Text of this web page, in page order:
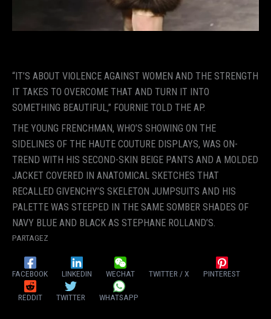
“IT’S ABOUT VIOLENCE AGAINST WOMEN AND THE STRENGTH
IT TAKES TO OVERCOME THAT AND TURN IT INTO
SOMETHING BEAUTIFUL,” FOURNIE TOLD THE AP.
THE YOUNG FRENCHMAN, WHO’S SHOWING ON THE
SIDELINES OF THE HAUTE COUTURE DISPLAYS, WAS ON-
TREND WITH HIS SECOND-SKIN BEIGE PANTS AND A MOLDED
JACKET COVERED IN ANATOMICAL SKETCHES THAT
RECALLED GIVENCHY’S SKELETON JUMPSUITS AND HIS
PALETTE WAS STEEPED IN THE SAME SOMBER SHADES OF
NAVY BLUE AND BLACK AS STEPHANE ROLLAND’S.
PARTAGEZ
FACEBOOK LINKEDIN WECHAT TWITTER / X PINTEREST
REDDIT TWITTER WHATSAPP